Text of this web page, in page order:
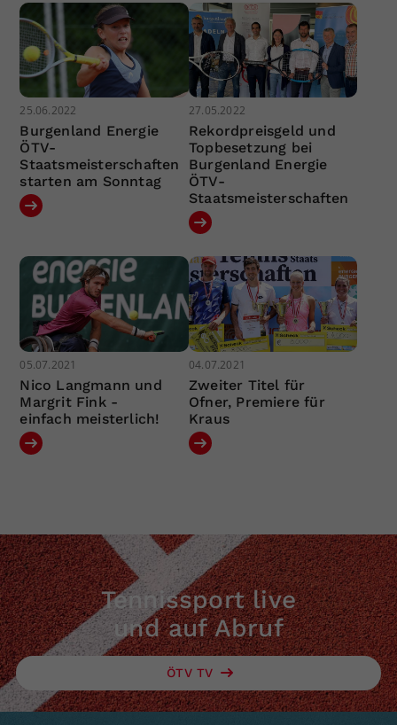
25.06.2022
Burgenland Energie
ÖTV-
Staatsmeisterschaften
starten am Sonntag
27.05.2022
Rekordpreisgeld und
Topbesetzung bei
Burgenland Energie
ÖTV-
Staatsmeisterschaften
05.07.2021
Nico Langmann und
Margrit Fink -
einfach meisterlich!
04.07.2021
Zweiter Titel für
Ofner, Premiere für
Kraus
Tennissport live
und auf Abruf
ÖTV TV